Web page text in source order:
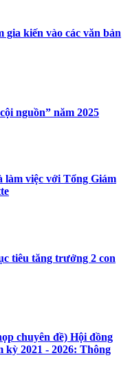
kiến vào các văn bản
nguồn” năm 2025
việc với Tổng Giám
tiêu tăng trưởng 2 con
chuyên đề) Hội đồng
2021 - 2026: Thông